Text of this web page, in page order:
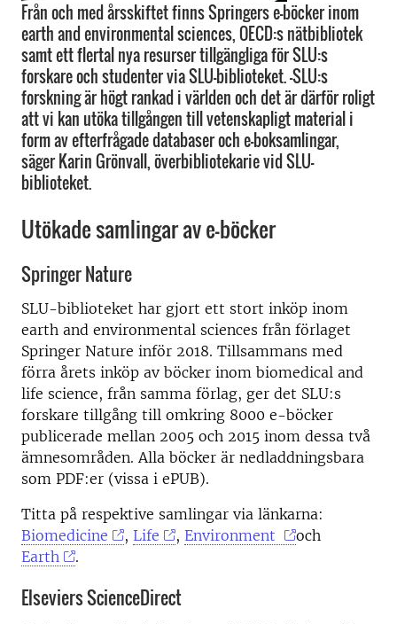
Från och med årsskiftet finns Springers e-böcker inom
earth and environmental sciences, OECD:s nätbibliotek
samt ett flertal nya resurser tillgängliga för SLU:s
forskare och studenter via SLU-biblioteket. -SLU:s
forskning är högt rankad i världen och det är därför roligt
att vi kan utöka tillgången till vetenskapligt material i
form av efterfrågade databaser och e-boksamlingar,
säger Karin Grönvall, överbibliotekarie vid SLU-
biblioteket.
Utökade samlingar av e-böcker
Springer Nature
SLU-biblioteket har gjort ett stort inköp inom
earth and environmental sciences från förlaget
Springer Nature inför 2018. Tillsammans med
förra årets inköp av böcker inom biomedical and
life science, från samma förlag, ger det SLU:s
forskare tillgång till omkring 8000 e-böcker
publicerade mellan 2005 och 2015 inom dessa två
ämnesområden. Alla böcker är nedladdningsbara
som PDF:er (vissa i ePUB).
Titta på respektive samlingar via länkarna:
Biomedicine
, Life , Environment
och
Earth
.
Elseviers ScienceDirect